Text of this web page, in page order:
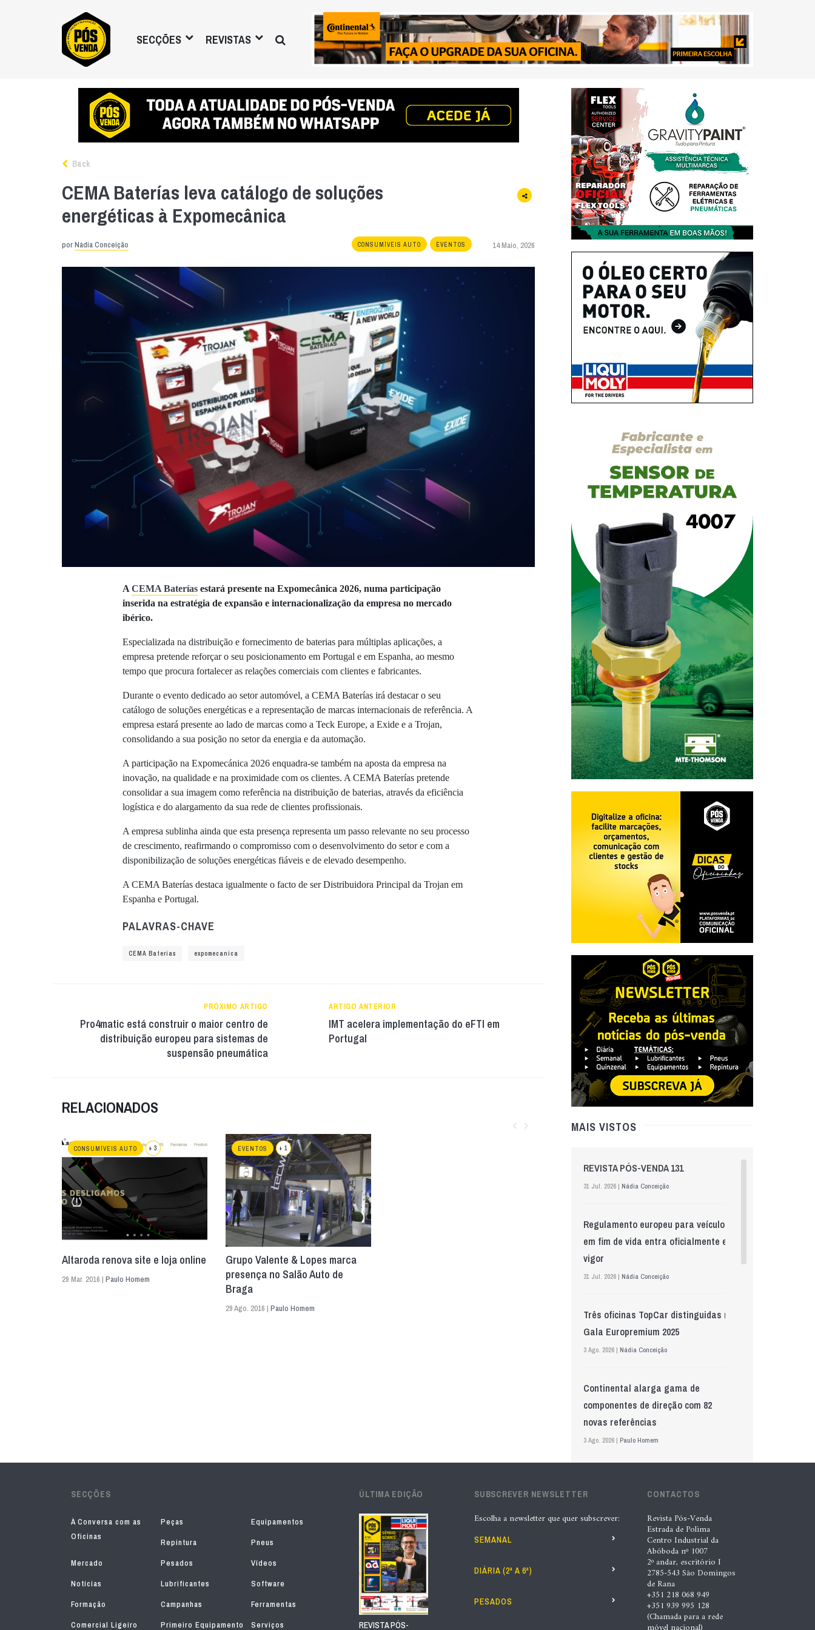
SECÇÕES REVISTAS
Back
CEMA Baterías leva catálogo de soluções
energéticas à Expomecânica
porNádia Conceição CONSUMÍVEIS AUTO EVENTOS 14 Maio, 2026
A CEMA Baterías estará presente na Expomecânica 2026, numa participação
inserida na estratégia de expansão e internacionalização da empresa no mercado
ibérico.
Especializada na distribuição e fornecimento de baterias para múltiplas aplicações, a
empresa pretende reforçar o seu posicionamento em Portugal e em Espanha, ao mesmo
tempo que procura fortalecer as relações comerciais com clientes e fabricantes.
Durante o evento dedicado ao setor automóvel, a CEMA Baterías irá destacar o seu
catálogo de soluções energéticas e a representação de marcas internacionais de referência. A
empresa estará presente ao lado de marcas como a Teck Europe, a Exide e a Trojan,
consolidando a sua posição no setor da energia e da automação.
A participação na Expomecánica 2026 enquadra-se também na aposta da empresa na
inovação, na qualidade e na proximidade com os clientes. A CEMA Baterías pretende
consolidar a sua imagem como referência na distribuição de baterias, através da eficiência
logística e do alargamento da sua rede de clientes profissionais.
A empresa sublinha ainda que esta presença representa um passo relevante no seu processo
de crescimento, reafirmando o compromisso com o desenvolvimento do setor e com a
disponibilização de soluções energéticas fiáveis e de elevado desempenho.
A CEMA Baterías destaca igualmente o facto de ser Distribuidora Principal da Trojan em
Espanha e Portugal.
PALAVRAS-CHAVE
CEMA Baterias expomecanica
PRÓXIMO ARTIGO
Pro4matic está construir o maior centro de
distribuição europeu para sistemas de
suspensão pneumática
ARTIGO ANTERIOR
IMT acelera implementação do eFTI em
Portugal
RELACIONADOS
CONSUMÍVEIS AUTO + 3
Altaroda renova site e loja online
29 Mar. 2016 | Paulo Homem
EVENTOS + 1
Grupo Valente & Lopes marca
presença no Salão Auto de
Braga
29 Ago. 2016 | Paulo Homem
MAIS VISTOS
REVISTA PÓS-VENDA 131
31 Jul. 2026 | Nádia Conceição
Regulamento europeu para veículos
em fim de vida entra oficialmente em
vigor
31 Jul. 2026 | Nádia Conceição
Três oficinas TopCar distinguidas na
Gala Europremium 2025
3 Ago. 2026 | Nádia Conceição
Continental alarga gama de
componentes de direção com 82
novas referências
3 Ago. 2026 | Paulo Homem
controlo de qualidade
5 Ago. 2026 | Nádia Conceição
GS Pro Tyres assume representação
exclusiva da Laufenn em Portugal
Paulo Homem
Wolf mostra nova geração de
SECÇÕES
À Conversa com as
Oficinas
Peças
Equipamentos
Repintura
Pneus
Mercado
Pesados
Vídeos
Notícias
Lubrificantes
Software
Formação
Campanhas
Ferramentas
Comercial Ligeiro
Primeiro Equipamento Serviços
ÚLTIMA EDIÇÃO
REVISTA PÓS-
SUBSCREVER NEWSLETTER
Escolha a newsletter que quer subscrever:
SEMANAL
DIÁRIA (2ª A 6ª)
PESADOS
CONTACTOS
Revista Pós-Venda
Estrada de Polima
Centro Industrial da
Abóboda nº 1007
2º andar, escritório I
2785-543 São Domingos
de Rana
+351 218 068 949
+351 939 995 128
(Chamada para a rede